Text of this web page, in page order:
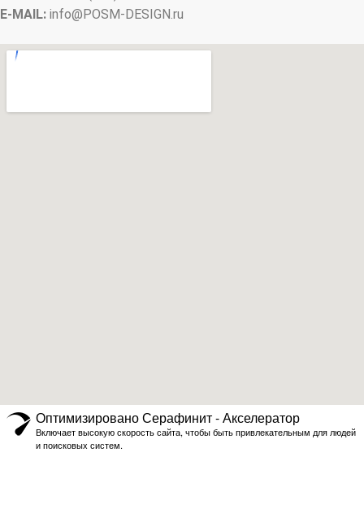
E-MAIL: info@POSM-DESIGN.ru
Оптимизировано Серафинит - Акселератор
Включает высокую скорость сайта, чтобы быть привлекательным для людей
и поисковых систем.